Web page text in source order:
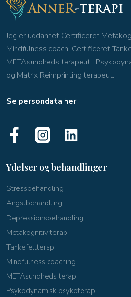
Jeg er uddannet Certificeret
Mindfulness coach, Certificeret
METAsundheds terapeut,
og Matrix Reimprinting terapeut.
Se persondata her
Ydelser og behandlinger
​Stressbehandling
Angstbehandling
Depressionsbehandling
Metakognitiv terapi
Tankefeltterapi
Mindfulness coaching
METAsundheds terapi
Psykodynamisk psykoterapi